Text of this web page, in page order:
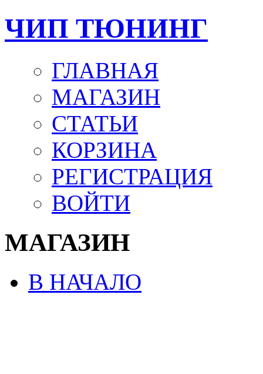
ЧИП ТЮНИНГ
ГЛАВНАЯ
МАГАЗИН
СТАТЬИ
КОРЗИНА
РЕГИСТРАЦИЯ
ВОЙТИ
МАГАЗИН
В НАЧАЛО